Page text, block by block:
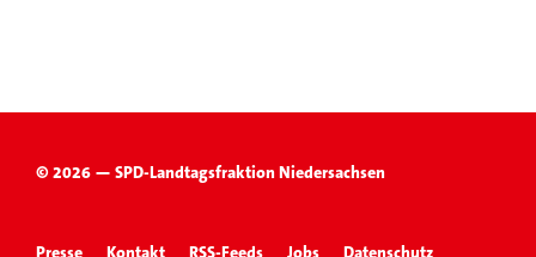
© 2026 — SPD-Landtagsfraktion Niedersachsen
Presse Kontakt RSS-Feeds Jobs Datenschutz